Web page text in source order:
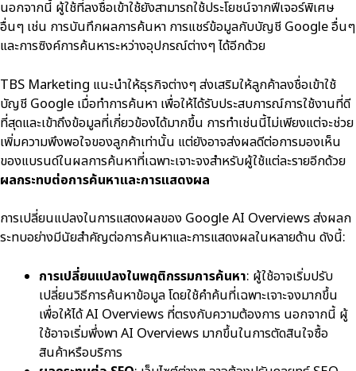
นอกจากนี้ ผู้ใช้ที่ลงชื่อเข้าใช้ยังสามารถใช้ประโยชน์จากฟีเจอร์พิเศษ
อื่นๆ เช่น การบันทึกผลการค้นหา การแชร์ข้อมูลกับบัญชี Google อื่นๆ
และการซิงค์การค้นหาระหว่างอุปกรณ์ต่างๆ ได้อีกด้วย
TBS Marketing แนะนำให้ธุรกิจต่างๆ ส่งเสริมให้ลูกค้าลงชื่อเข้าใช้
บัญชี Google เมื่อทำการค้นหา เพื่อให้ได้รับประสบการณ์การใช้งานที่ดี
ที่สุดและเข้าถึงข้อมูลที่เกี่ยวข้องได้มากขึ้น การทำเช่นนี้ไม่เพียงแต่จะช่วย
เพิ่มความพึงพอใจของลูกค้าเท่านั้น แต่ยังอาจส่งผลดีต่อการมองเห็น
ของแบรนด์ในผลการค้นหาที่เฉพาะเจาะจงสำหรับผู้ใช้แต่ละรายอีกด้วย
ผลกระทบต่อการค้นหาและการแสดงผล
การเปลี่ยนแปลงในการแสดงผลของ Google AI Overviews ส่งผลก
ระทบอย่างมีนัยสำคัญต่อการค้นหาและการแสดงผลในหลายด้าน ดังนี้:
การเปลี่ยนแปลงในพฤติกรรมการค้นหา: ผู้ใช้อาจเริ่มปรับ
เปลี่ยนวิธีการค้นหาข้อมูล โดยใช้คำค้นที่เฉพาะเจาะจงมากขึ้น
เพื่อให้ได้ AI Overviews ที่ตรงกับความต้องการ นอกจากนี้ ผู้
ใช้อาจเริ่มพึ่งพา AI Overviews มากขึ้นในการตัดสินใจซื้อ
สินค้าหรือบริการ